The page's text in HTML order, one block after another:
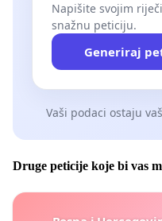
Napišite svojim
snažnu peticiju.
Generiraj
Vaši podaci ostaju
Druge peticije koje bi vas